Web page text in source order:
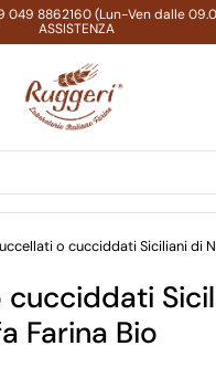
049 8862160 (Lun-Ven dalle
ASSISTENZA
o cucciddati Siciliani di
cucciddati
Farina Bio